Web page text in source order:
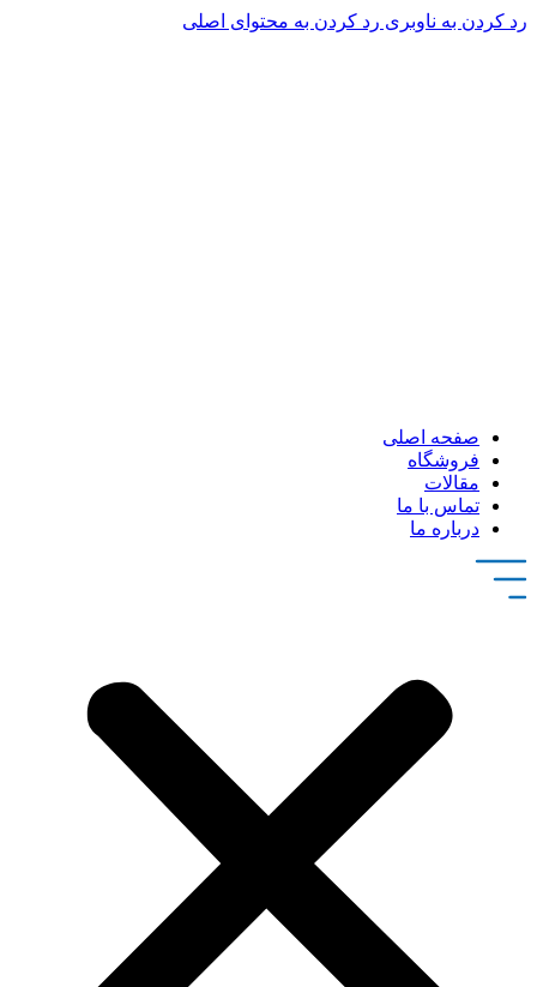
رد کردن به ناوبری رد کردن به محتوای اصلی
صفحه اصلی
فروشگاه
مقالات
تماس با ما
درباره ما